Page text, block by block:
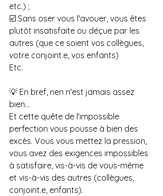
etc.) ;
️☑️ Sans oser vous l'avouer, vous êtes
plutôt insatisfaite ou déçue par les
autres (que ce soient vos collègues,
votre conjoint.e, vos enfants)
Etc.
💡 En bref, rien n'est jamais assez
bien...
Et cette quête de l'impossible
perfection vous pousse à bien des
excès. Vous vous mettez la pression,
vous avez des exigences impossibles
à satisfaire, vis-à-vis de vous-même
et vis-à-vis des autres (collègues,
conjoint.e, enfants).